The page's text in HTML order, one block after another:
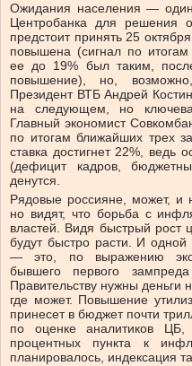
Ожидания населения —
Центробанка для решения
предстоит принять 25
повышена (сигнал по итогам
ее до 19% был таким,
повышение), но,
Президент ВТБ Андрей
на следующем, но
Главный экономист
по итогам ближайших трех
ставка достигнет 22%,
(дефицит кадров,
денутся.
Рядовые россияне, может, и
но видят, что борьба с
властей. Видя быстрый рост
будут быстро расти. И
— это, по выражению
бывшего первого
Правительству нужны деньги
где может. Повышение
принесет в бюджет почти
по оценке аналитиков
процентных пункта к
планировалось,